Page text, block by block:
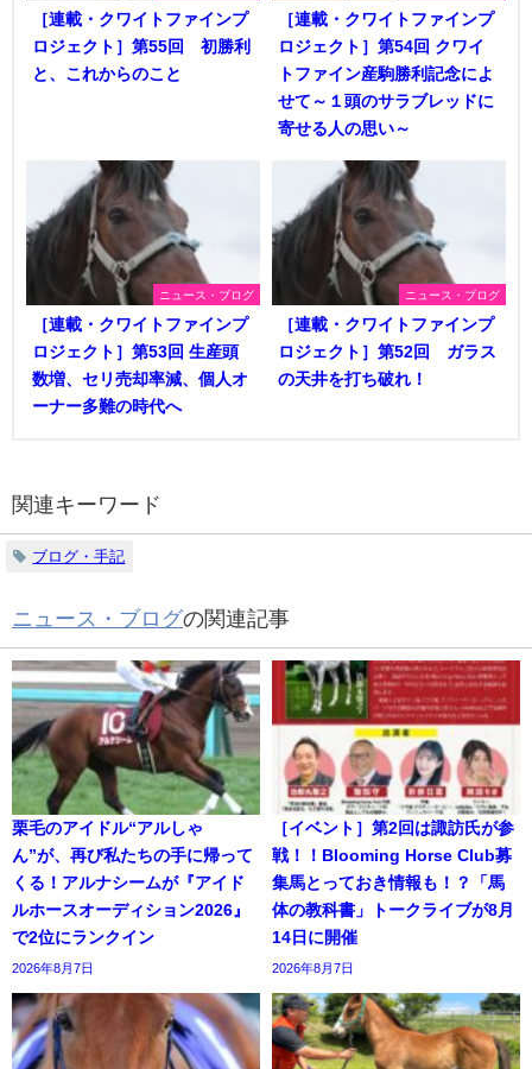
［連載・クワイトファインプ
ロジェクト］第55回 初勝利
と、これからのこと
［連載・クワイトファインプ
ロジェクト］第54回 クワイ
トファイン産駒勝利記念によ
せて～１頭のサラブレッドに
寄せる人の思い～
ニュース・ブログ
［連載・クワイトファインプ
ロジェクト］第53回 生産頭
数増、セリ売却率減、個人オ
ーナー多難の時代へ
ニュース・ブログ
［連載・クワイトファインプ
ロジェクト］第52回 ガラス
の天井を打ち破れ！
関連キーワード
ブログ・手記
ニュース・ブログの関連記事
栗毛のアイドル“アルしゃ
ん”が、再び私たちの手に帰って
くる！アルナシームが『アイド
ルホースオーディション2026』
で2位にランクイン
2026年8月7日
［イベント］第2回は諏訪氏が参
戦！！Blooming Horse Club募
集馬とっておき情報も！？「馬
体の教科書」トークライブが8月
14日に開催
2026年8月7日